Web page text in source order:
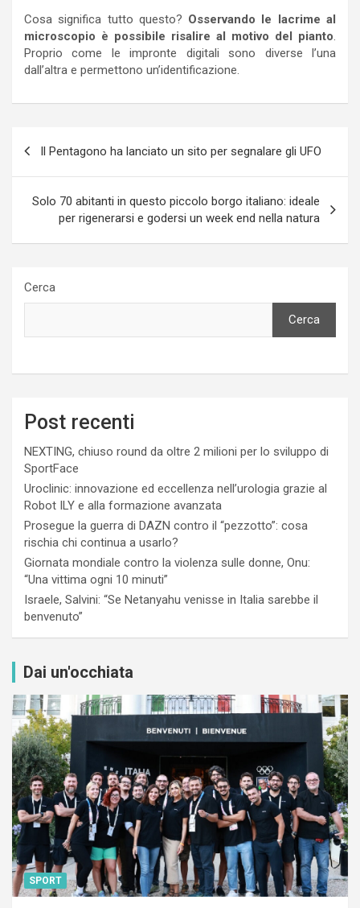
Cosa significa tutto questo? Osservando le lacrime al
microscopio è possibile risalire al motivo del pianto.
Proprio come le impronte digitali sono diverse l’una
dall’altra e permettono un’identificazione.
Il Pentagono ha lanciato un sito per segnalare gli UFO
Solo 70 abitanti in questo piccolo borgo italiano: ideale
per rigenerarsi e godersi un week end nella natura
Cerca
Cerca
Post recenti
NEXTING, chiuso round da oltre 2 milioni per lo sviluppo di
SportFace
Uroclinic: innovazione ed eccellenza nell’urologia grazie al
Robot ILY e alla formazione avanzata
Prosegue la guerra di DAZN contro il “pezzotto”: cosa
rischia chi continua a usarlo?
Giornata mondiale contro la violenza sulle donne, Onu:
“Una vittima ogni 10 minuti”
Israele, Salvini: “Se Netanyahu venisse in Italia sarebbe il
benvenuto”
Dai un'occhiata
SPORT